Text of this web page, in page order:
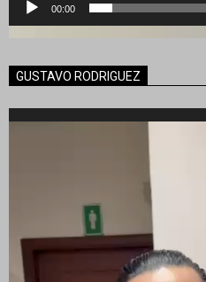
00:00
GUSTAVO RODRIGUEZ
Reproductor